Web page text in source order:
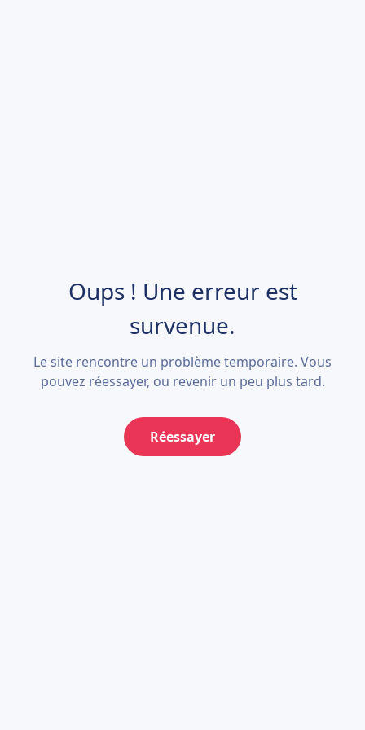
Oups ! Une erreur est
survenue.
Le site rencontre un problème temporaire. Vous
pouvez réessayer, ou revenir un peu plus tard.
Réessayer